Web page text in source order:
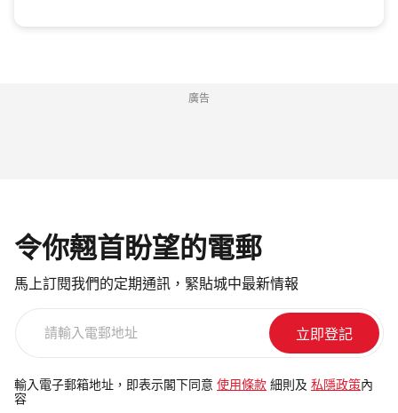
廣告
令你翹首盼望的電郵
馬上訂閱我們的定期通訊，緊貼城中最新情報
電
郵
輸入電子郵箱地址，即表示閣下同意 使用條款 細則及 私隱政策 內
容